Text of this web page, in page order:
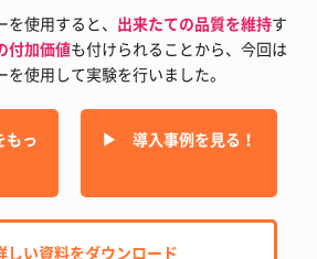
使用すると、 出来たての品質を維持す
付加価値も付けられることから、今回は
使用して実験を行いました。
っ
▶︎ 導入事例を見る！
い資料をダウンロード